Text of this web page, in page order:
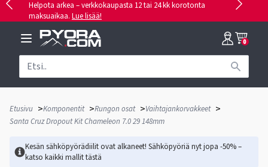
Helpota arkea – verkkokaupasta 12 tai 24 kk korotonta
maksuaikaa. Lue lisää!
0
Etusivu >Komponentit >Rungon osat >Vaihtajankorvakkeet >
Santa Cruz Dropout Kit Chameleon 7.0 29 148mm
Kesän sähköpyörädiilit ovat alkaneet! Sähköpyöriä nyt jopa -50% –
katso kaikki mallittästä